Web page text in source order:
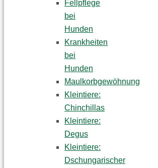
Fellpflege
bei
Hunden
Krankheiten
bei
Hunden
Maulkorbgewöhnung
Kleintiere:
Chinchillas
Kleintiere:
Degus
Kleintiere:
Dschungarischer